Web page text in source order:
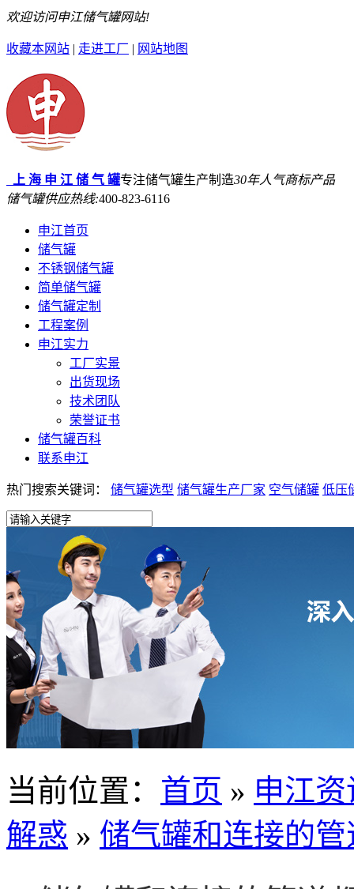
欢迎访问申江储气罐网站!
收藏本网站 | 走进工厂 | 网站地图
上 海 申 江 储 气 罐专注储气罐生产制造30年人气商标产品
储气罐供应热线:400-823-6116
申江首页
储气罐
不锈钢储气罐
简单储气罐
储气罐定制
工程案例
申江实力
工厂实景
出货现场
技术团队
荣誉证书
储气罐百科
联系申江
热门搜索关键词： 储气罐选型 储气罐生产厂家 空气储罐 低压
当前位置 ： 首页 » 申江
解惑 » 储气罐和连接的